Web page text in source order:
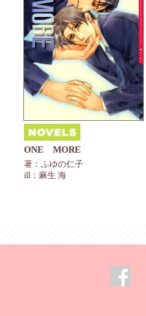
ONE MORE
著：ふゆの仁子
ill：麻生 海